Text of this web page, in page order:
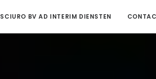
SCIURO BV AD INTERIM DIENSTEN